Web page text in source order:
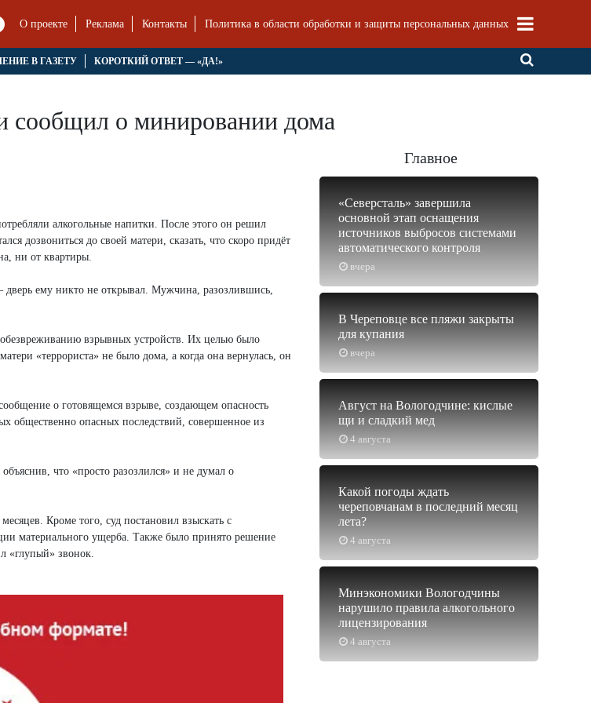
О проекте Реклама Контакты Политика в области обработки и защиты персональных данных
В ГАЗЕТУ КОРОТКИЙ ОТВЕТ — «ДА!»
сообщил о минировании дома
алкогольные напитки. После этого он решил
дозвониться до своей матери, сказать, что скоро придёт
ни от квартиры.
ему никто не открывал. Мужчина, разозлившись,
взрывных устройств. Их целью было
«террориста» не было дома, а когда она вернулась, он
о готовящемся взрыве, создающем опасность
общественно опасных последствий, совершенное из
что «просто разозлился» и не думал о
Кроме того, суд постановил взыскать с
материального ущерба. Также было принято решение
«глупый» звонок.
Главное
вчера
«Северсталь» завершила
основной этап оснащения
источников выбросов системами
автоматического контроля
вчера
В Череповце все пляжи закрыты
для купания
4 августа
Август на Вологодчине: кислые
щи и сладкий мед
4 августа
Какой погоды ждать
череповчанам в последний месяц
лета?
4 августа
Минэкономики Вологодчины
нарушило правила алкогольного
лицензирования